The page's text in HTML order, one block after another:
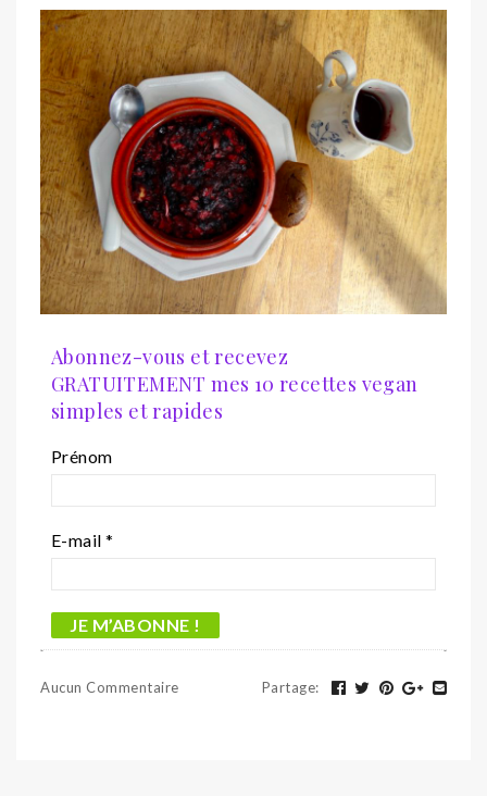
Abonnez-vous et recevez
GRATUITEMENT mes 10 recettes vegan
simples et rapides
Prénom
E-mail *
Aucun Commentaire Partage: